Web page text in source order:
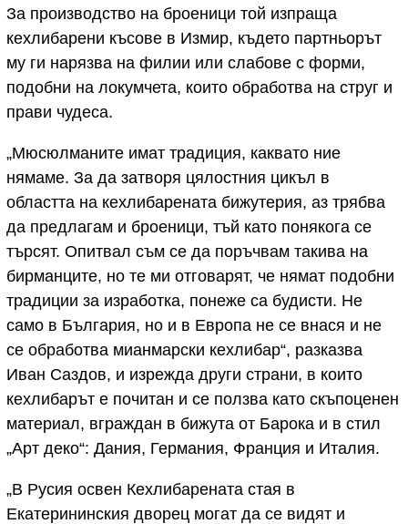
За производство на броеници той изпраща
кехлибарени късове в Измир, където партньорът
му ги нарязва на филии или слабове с форми,
подобни на локумчета, които обработва на струг и
прави чудеса.
„Мюсюлманите имат традиция, каквато ние
нямаме. За да затворя цялостния цикъл в
областта на кехлибарената бижутерия, аз трябва
да предлагам и броеници, тъй като понякога се
търсят. Опитвал съм се да поръчвам такива на
бирманците, но те ми отговарят, че нямат подобни
традиции за изработка, понеже са будисти. Не
само в България, но и в Европа не се внася и не
се обработва мианмарски кехлибар“, разказва
Иван Саздов, и изрежда други страни, в които
кехлибарът е почитан и се ползва като скъпоценен
материал, вграждан в бижута от Барока и в стил
„Арт деко“: Дания, Германия, Франция и Италия.
„В Русия освен Кехлибарената стая в
Екатерининския дворец могат да се видят и